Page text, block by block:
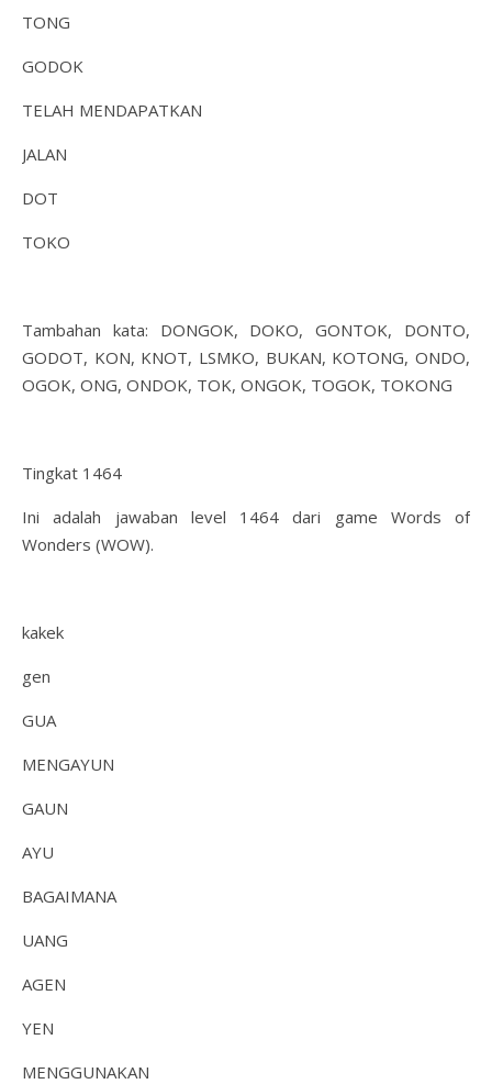
TONG
GODOK
TELAH MENDAPATKAN
JALAN
DOT
TOKO
Tambahan kata: DONGOK, DOKO, GONTOK, DONTO,
GODOT, KON, KNOT, LSMKO, BUKAN, KOTONG, ONDO,
OGOK, ONG, ONDOK, TOK, ONGOK, TOGOK, TOKONG
Tingkat 1464
Ini adalah jawaban level 1464 dari game Words of
Wonders (WOW).
kakek
gen
GUA
MENGAYUN
GAUN
AYU
BAGAIMANA
UANG
AGEN
YEN
MENGGUNAKAN